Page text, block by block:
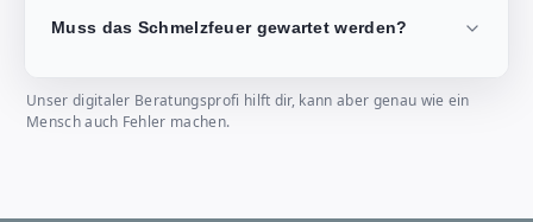
Muss das Schmelzfeuer gewartet werden?
Unser digitaler Beratungsprofi hilft dir, kann aber genau wie ein
Mensch auch Fehler machen.